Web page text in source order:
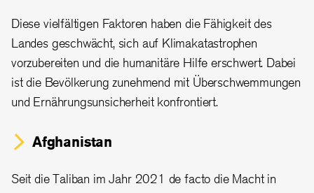
Diese vielfältigen Faktoren haben die Fähigkeit des
Landes geschwächt, sich auf Klimakatastrophen
vorzubereiten und die humanitäre Hilfe erschwert. Dabei
ist die Bevölkerung zunehmend mit Überschwemmungen
und Ernährungsunsicherheit konfrontiert.
Afghanistan
Seit die Taliban im Jahr 2021 de facto die Macht in